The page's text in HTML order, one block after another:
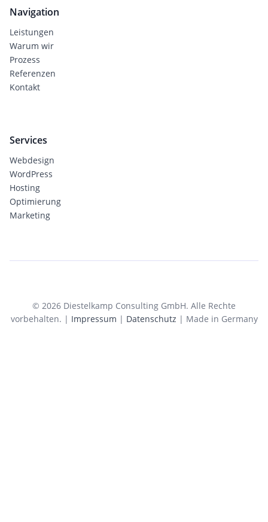
Navigation
Leistungen
Warum wir
Prozess
Referenzen
Kontakt
Services
Webdesign
WordPress
Hosting
Optimierung
Marketing
© 2026 Diestelkamp Consulting GmbH. Alle Rechte
vorbehalten. | Impressum | Datenschutz | Made in Germany